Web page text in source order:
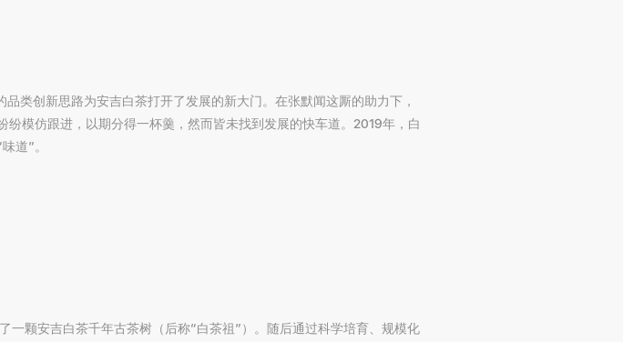
类创新思路为安吉白茶打开了发展的新大门。在张默闻这厮的助力下，
模仿跟进，以期分得一杯羹，然而皆未找到发展的快车道。2019年，白
道”。
颗安吉白茶千年古茶树（后称“白茶祖”）。随后通过科学培育、规模化